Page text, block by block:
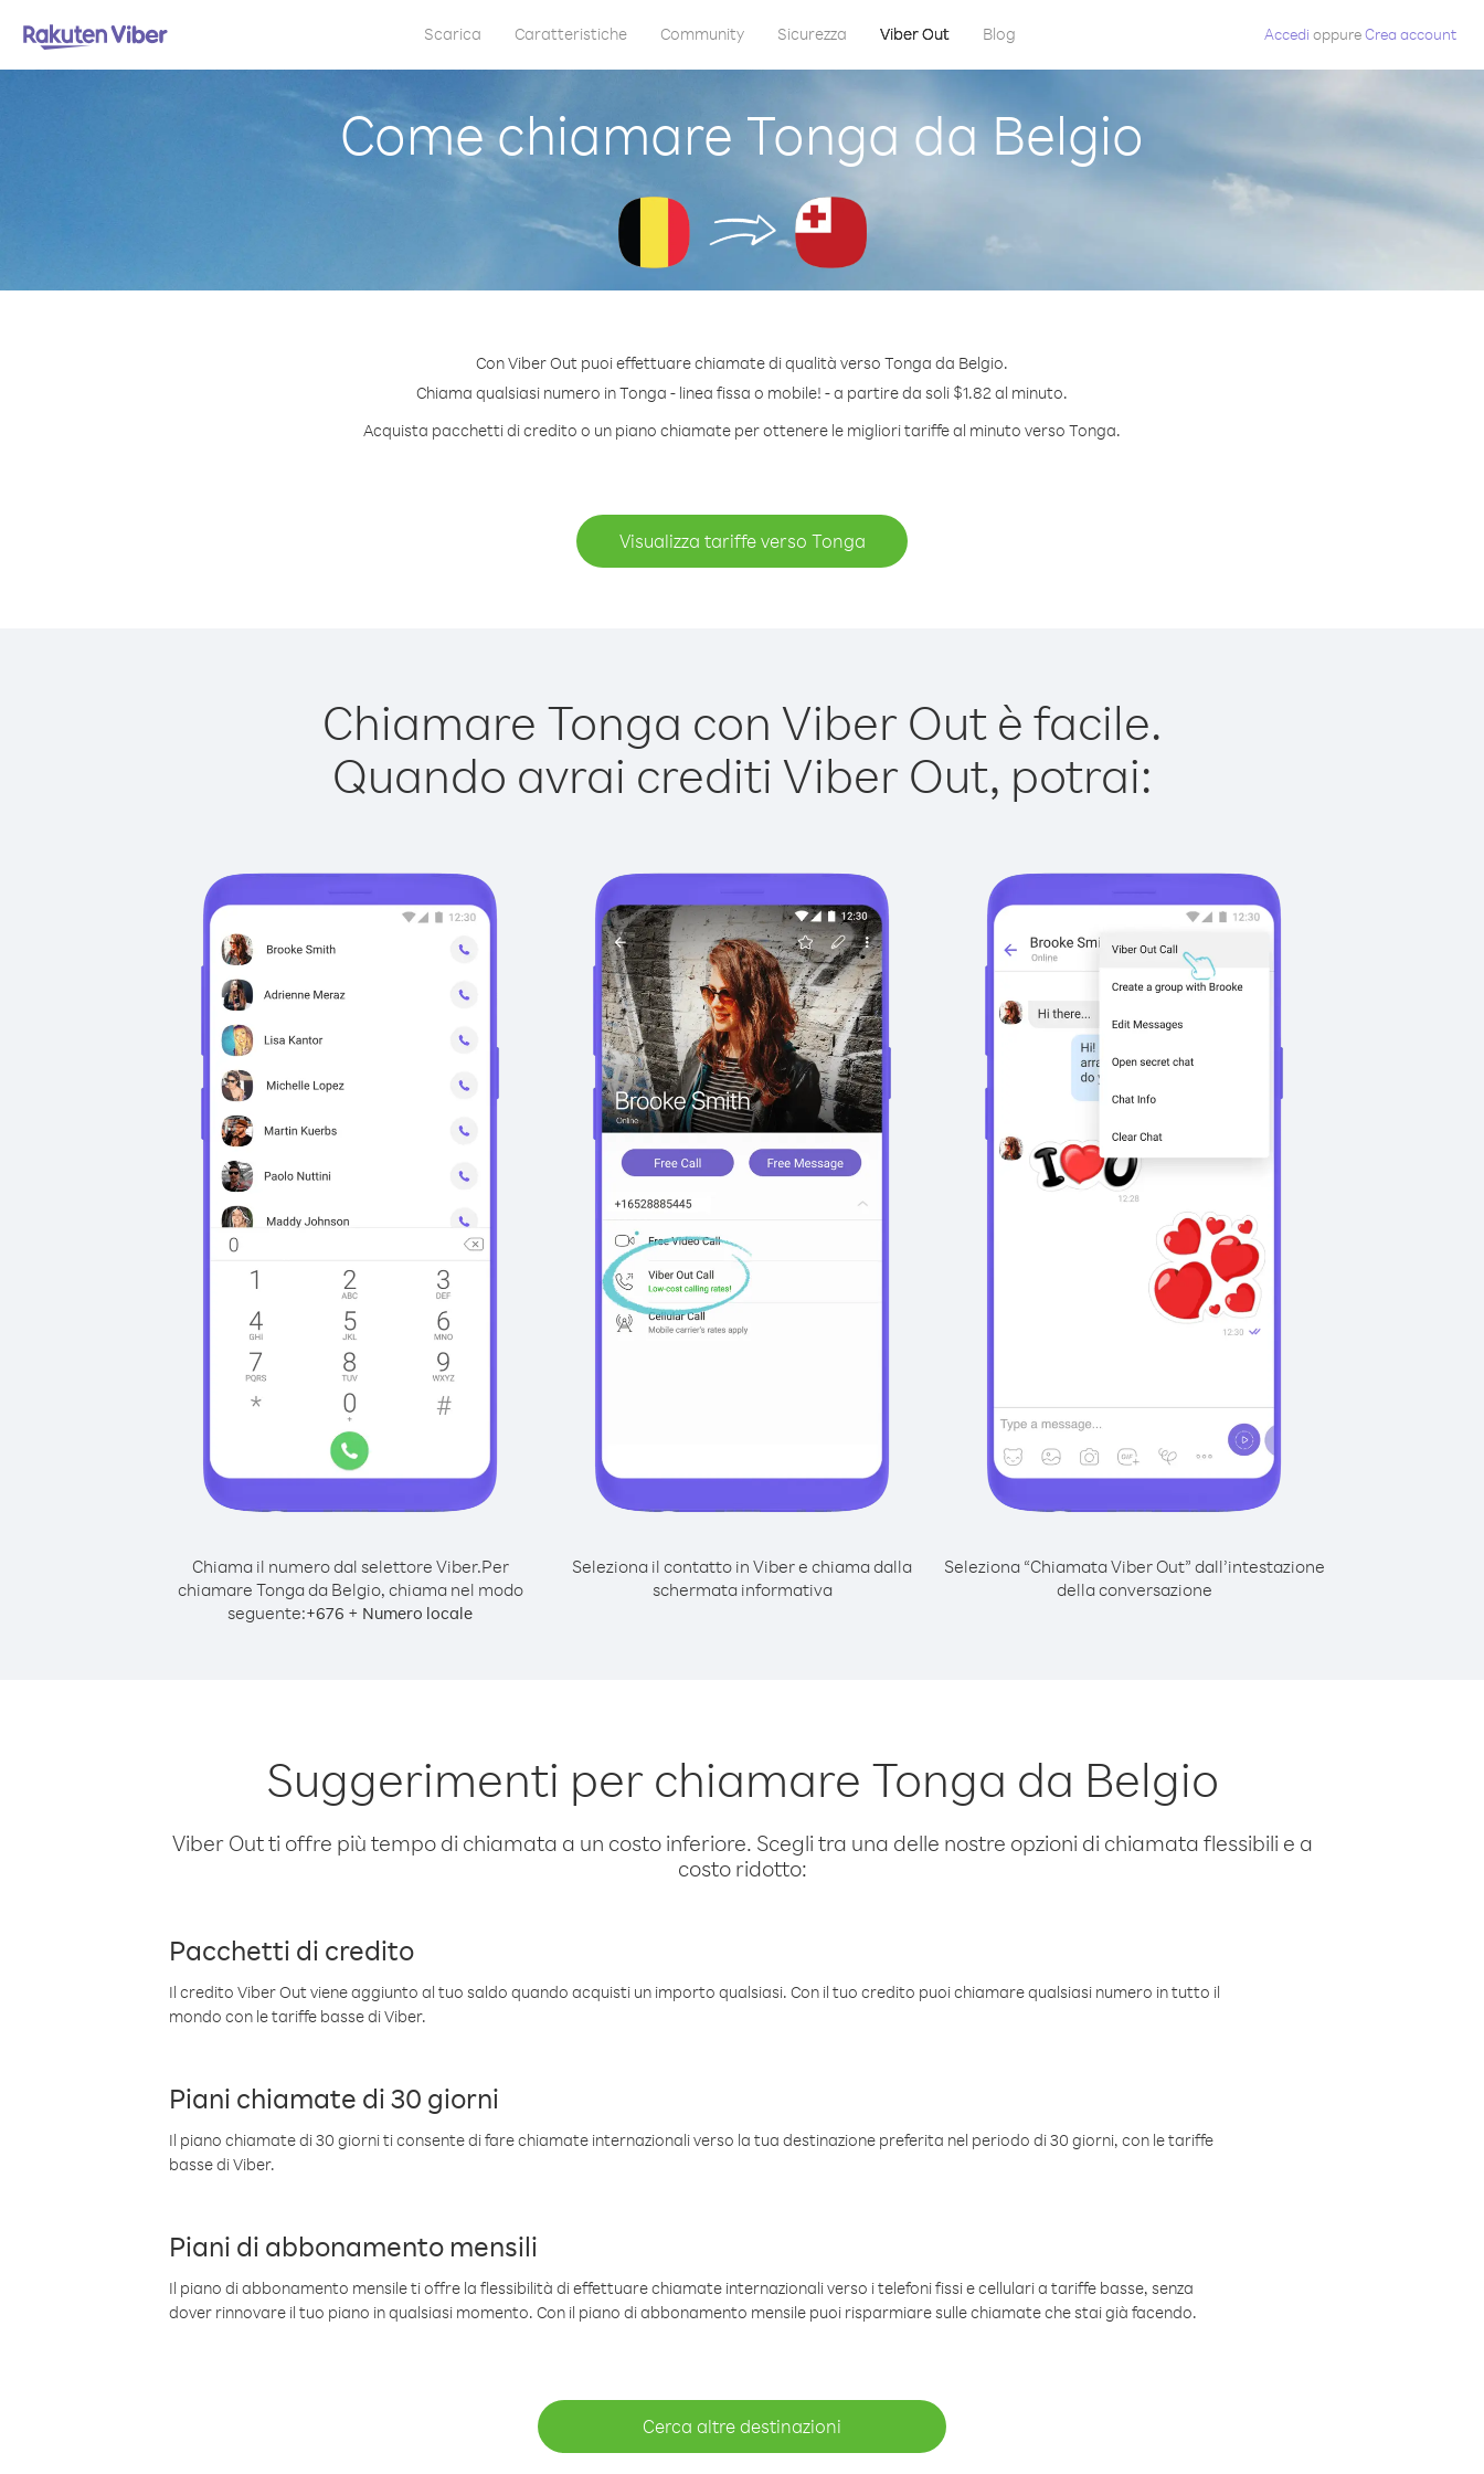
Scarica Caratteristiche Community Sicurezza Viber Out Blog Accedi oppureCrea account
Come chiamare Tonga da Belgio
Con Viber Out puoi effettuare chiamate di qualità verso Tonga da Belgio.
Chiama qualsiasi numero in Tonga - linea fissa o mobile! - a partire da soli $1.82 al minuto.
Acquista pacchetti di credito o un piano chiamate per ottenere le migliori tariffe al minuto verso Tonga.
Visualizza tariffe verso Tonga
Chiamare Tonga con Viber Out è facile.
Quando avrai crediti Viber Out, potrai:
Chiama il numero dal selettore Viber.Per
chiamare Tonga da Belgio, chiama nel modo
seguente:+676 + Numero locale
Seleziona il contatto in Viber e chiama dalla
schermata informativa
Seleziona “Chiamata Viber Out” dall’intestazione
della conversazione
Suggerimenti per chiamare Tonga da Belgio
Viber Out ti offre più tempo di chiamata a un costo inferiore. Scegli tra una delle nostre opzioni di chiamata flessibili e a
costo ridotto:
Pacchetti di credito
Il credito Viber Out viene aggiunto al tuo saldo quando acquisti un importo qualsiasi. Con il tuo credito puoi chiamare qualsiasi numero in tutto il
mondo con le tariffe basse di Viber.
Piani chiamate di 30 giorni
Il piano chiamate di 30 giorni ti consente di fare chiamate internazionali verso la tua destinazione preferita nel periodo di 30 giorni, con le tariffe
basse di Viber.
Piani di abbonamento mensili
Il piano di abbonamento mensile ti offre la flessibilità di effettuare chiamate internazionali verso i telefoni fissi e cellulari a tariffe basse, senza
dover rinnovare il tuo piano in qualsiasi momento. Con il piano di abbonamento mensile puoi risparmiare sulle chiamate che stai già facendo.
Cerca altre destinazioni